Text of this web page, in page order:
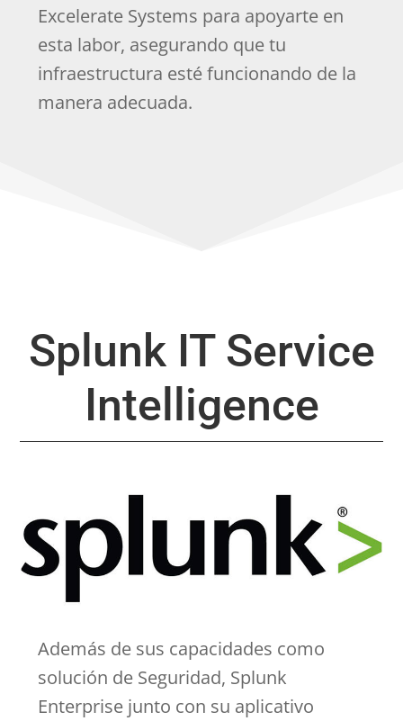
Excelerate Systems para apoyarte en
esta labor, asegurando que tu
infraestructura esté funcionando de la
manera adecuada.
Splunk IT Service
Intelligence
Además de sus capacidades como
solución de Seguridad, Splunk
Enterprise junto con su aplicativo